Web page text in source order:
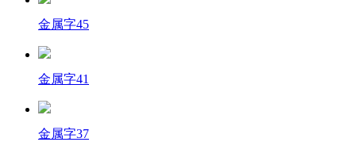
金属字45
金属字41
金属字37